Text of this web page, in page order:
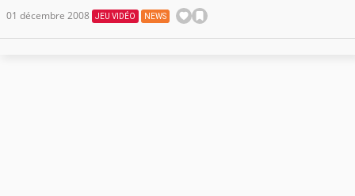
01 décembre 2008 JEU VIDÉO NEWS